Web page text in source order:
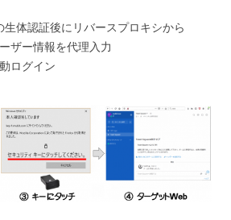
生体認証後にリバースプロキシから
ザー情報を代理入力
ログイン